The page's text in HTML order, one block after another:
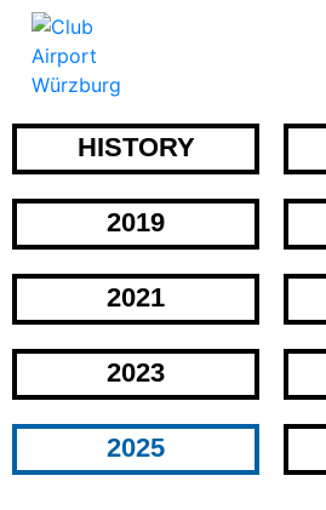
HISTORY
2019
2021
2023
2025